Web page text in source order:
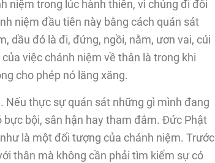
niệm trong lúc hành thiền, vì chúng đi đôi
niệm đầu tiên này bằng cách quán sát
dầu đó là đi, đứng, ngồi, nằm, ươn vai, cúi
việc chánh niệm về thân là trong khi
cho phép nó lăng xăng.
thực sự quán sát những gì mình đang
bội, sân hận hay tham đắm. Đức Phật
là một đối tượng của chánh niệm. Trước
thân mà không cần phải tìm kiểm sự có